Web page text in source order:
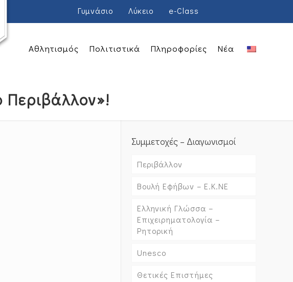
Γυμνάσιο Λύκειο e-Class
Αθλητισμός Πολιτιστικά Πληροφορίες Νέα
Περιβάλλον»!
Συμμετοχές – Διαγωνισμοί
Περιβάλλον
Βουλή Εφήβων – Ε.Κ.ΝΕ
Ελληνική Γλώσσα –
Επιχειρηματολογία –
Ρητορική
Unesco
Θετικές Επιστήμες